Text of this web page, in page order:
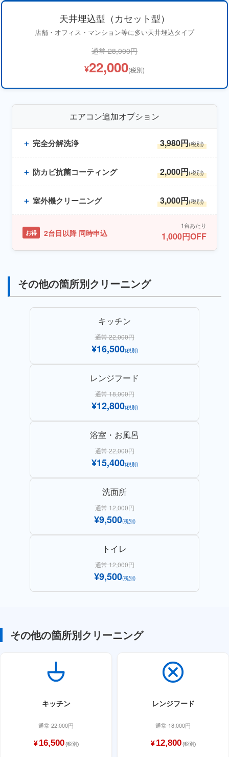
天井埋込型（カセット型）
店舗・オフィス・マンション等に多い天井埋込タイプ
通常 28,000円
¥22,000(税別)
エアコン追加オプション
＋ 完全分解洗浄 3,980円(税別)
＋ 防カビ抗菌コーティング 2,000円(税別)
＋ 室外機クリーニング 3,000円(税別)
お得 2台目以降 同時申込
1台あたり
1,000円OFF
その他の箇所別クリーニング
キッチン
通常 22,000円
¥16,500(税別)
レンジフード
通常 18,000円
¥12,800(税別)
浴室・お風呂
通常 22,000円
¥15,400(税別)
洗面所
通常 12,000円
¥9,500(税別)
トイレ
通常 12,000円
¥9,500(税別)
その他の箇所別クリーニング
キッチン
通常 22,000円
¥ 16,500 (税別)
レンジフード
通常 18,000円
¥ 12,800 (税別)